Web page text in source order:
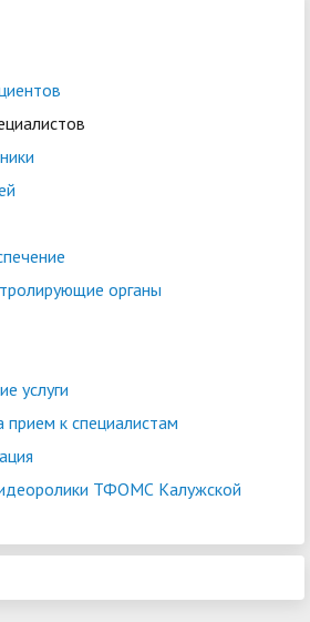
органы
услуги
прием к специалистам
ТФОМС Калужской